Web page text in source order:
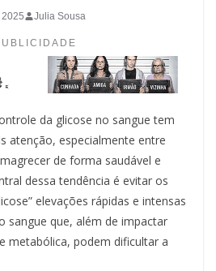
Julia Sousa
da glicose no sangue tem
atenção, especialmente entre
de forma saudável e
dessa tendência é evitar os
elevações rápidas e intensas
sangue que, além de impactar
metabólica, podem dificultar a